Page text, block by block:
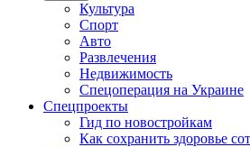
Культура
Спорт
Авто
Развлечения
Недвижимость
Спецоперация на Украине
Спецпроекты
Гид по новостройкам
Как сохранить здоровье